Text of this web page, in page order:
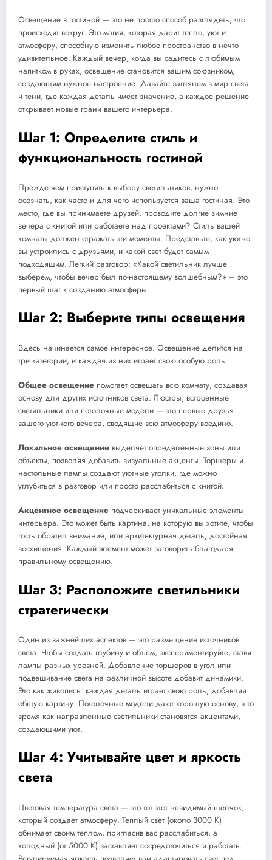
Освещение в гостиной — это не просто способ разглядеть, что
происходит вокруг. Это магия, которая дарит тепло, уют и
атмосферу, способную изменить любое пространство в нечто
удивительное. Каждый вечер, когда вы садитесь с любимым
напитком в руках, освещение становится вашим союзником,
создающим нужное настроение. Давайте заглянем в мир света
и тени, где каждая деталь имеет значение, а каждое решение
открывает новые грани вашего интерьера.
Шаг 1: Определите стиль и
функциональность гостиной
Прежде чем приступить к выбору светильников, нужно
осознать, как часто и для чего используется ваша гостиная. Это
место, где вы принимаете друзей, проводите долгие зимние
вечера с книгой или работаете над проектами? Стиль вашей
комнаты должен отражать эти моменты. Представьте, как уютно
вы устроились с друзьями, и какой свет будет самым
подходящим. Легкий разговор: «Какой светильник лучше
выберем, чтобы вечер был по-настоящему волшебным?» – это
первый шаг к созданию атмосферы.
Шаг 2: Выберите типы освещения
Здесь начинается самое интересное. Освещение делится на
три категории, и каждая из них играет свою особую роль:
Общее освещение помогает освещать всю комнату, создавая
основу для других источников света. Люстры, встроенные
светильники или потолочные модели — это первые друзья
вашего уютного вечера, сводящие всю атмосферу воедино.
Локальное освещение выделяет определенные зоны или
объекты, позволяя добавить визуальные акценты. Торшеры и
настольные лампы создают уютные уголки, где можно
углубиться в разговор или просто расслабиться с книгой.
Акцентное освещение подчеркивает уникальные элементы
интерьера. Это может быть картина, на которую вы хотите, чтобы
гость обратил внимание, или архитектурная деталь, достойная
восхищения. Каждый элемент может заговорить благодаря
правильному освещению.
Шаг 3: Расположите светильники
стратегически
Один из важнейших аспектов — это размещение источников
света. Чтобы создать глубину и объем, экспериментируйте, ставя
лампы разных уровней. Добавление торшеров в угол или
подвешивание света на различной высоте добавит динамики.
Это как живопись: каждая деталь играет свою роль, добавляя
общую картину. Потолочные модели дают хорошую основу, в то
время как направленные светильники становятся акцентами,
создающими уют.
Шаг 4: Учитывайте цвет и яркость
света
Цветовая температура света — это тот этот невидимый щелчок,
который создает атмосферу. Теплый свет (около 3000 К)
обнимает своим теплом, пригласив вас расслабиться, а
холодный (от 5000 К) заставляет сосредоточиться и работать.